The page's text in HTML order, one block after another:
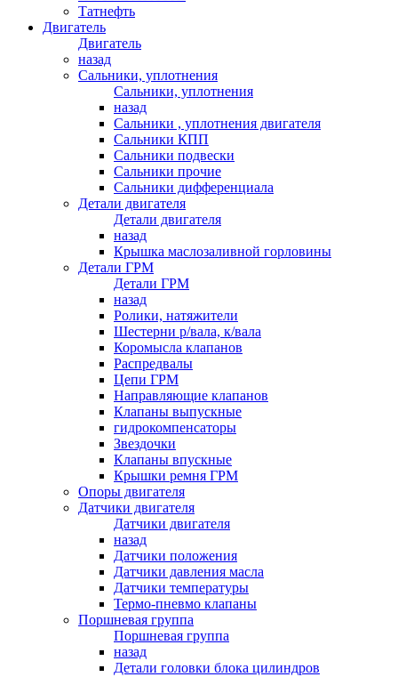
Татнефть
Двигатель
Двигатель
назад
Сальники, уплотнения
Сальники, уплотнения
назад
Сальники , уплотнения двигателя
Сальники КПП
Сальники подвески
Сальники прочие
Сальники дифференциала
Детали двигателя
Детали двигателя
назад
Крышка маслозаливной горловины
Детали ГРМ
Детали ГРМ
назад
Ролики, натяжители
Шестерни р/вала, к/вала
Коромысла клапанов
Распредвалы
Цепи ГРМ
Направляющие клапанов
Клапаны выпускные
гидрокомпенсаторы
Звездочки
Клапаны впускные
Крышки ремня ГРМ
Опоры двигателя
Датчики двигателя
Датчики двигателя
назад
Датчики положения
Датчики давления масла
Датчики температуры
Термо-пневмо клапаны
Поршневая группа
Поршневая группа
назад
Детали головки блока цилиндров